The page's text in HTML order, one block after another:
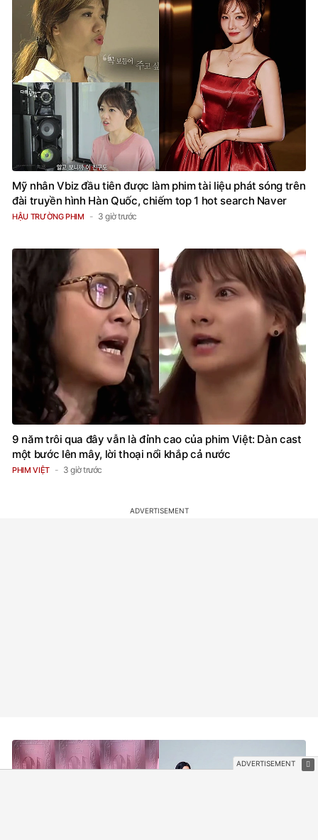
Mỹ nhân Vbiz đầu tiên được làm phim tài liệu phát sóng trên
đài truyền hình Hàn Quốc, chiếm top 1 hot search Naver
HẬU TRƯỜNG PHIM 3 giờ trước
9 năm trôi qua đây vẫn là đỉnh cao của phim Việt: Dàn cast
một bước lên mây, lời thoại nổi khắp cả nước
PHIM VIỆT 3 giờ trước